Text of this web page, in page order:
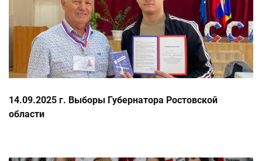
14.09.2025 г. Выборы Губернатора Ростовской
области